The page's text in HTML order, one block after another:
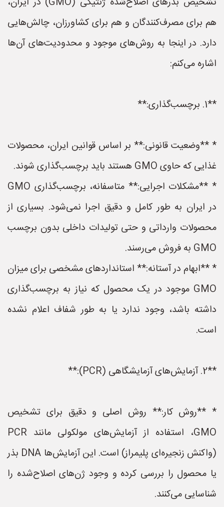
هم برای مصرف‌کنندگان و هم برای کشاورزان، چالش‌هایی
دارد. در اینجا به روش‌های موجود و محدودیت‌های آن‌ها
اشاره می‌کنم:
**1. برچسب‌گذاری:**
* **وضعیت قانونی:** بر اساس قوانین ایران، محصولات
غذایی که حاوی GMO هستند باید برچسب‌گذاری شوند.
* **مشکلات اجرایی:** متاسفانه، برچسب‌گذاری GMO
در ایران به طور کامل و دقیق اجرا نمی‌شود. بسیاری از
محصولات وارداتی و حتی تولیدات داخلی بدون برچسب
GMO به فروش می‌رسند.
* **ابهام در آستانه:** استانداردهای مشخصی برای میزان
GMO موجود در یک محصول که نیاز به برچسب‌گذاری
داشته باشد، وجود ندارد یا به طور شفاف اعلام نشده
است.
**2. آزمایش‌های آزمایشگاهی (PCR):**
* **روش کار:** روش اصلی و دقیق برای تشخیص
GMO، استفاده از آزمایش‌های مولکولی مانند PCR
(واکنش زنجیره‌ای پلیمراز) است. این آزمایش‌ها DNA بذر
یا محصول را بررسی کرده و وجود ژن‌های اصلاح‌شده را
شناسایی می‌کنند.